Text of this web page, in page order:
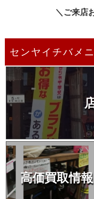
＼ご来店
センヤイチバメ
高価買取情報